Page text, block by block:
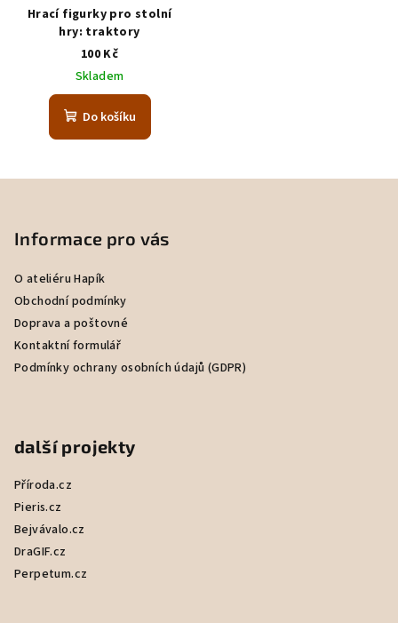
Hrací figurky pro stolní
hry: traktory
100 Kč
Skladem
Do košíku
Informace pro vás
O ateliéru Hapík
Obchodní podmínky
Doprava a poštovné
Kontaktní formulář
Podmínky ochrany osobních údajů (GDPR)
další projekty
Příroda.cz
Pieris.cz
Bejvávalo.cz
DraGIF.cz
Perpetum.cz